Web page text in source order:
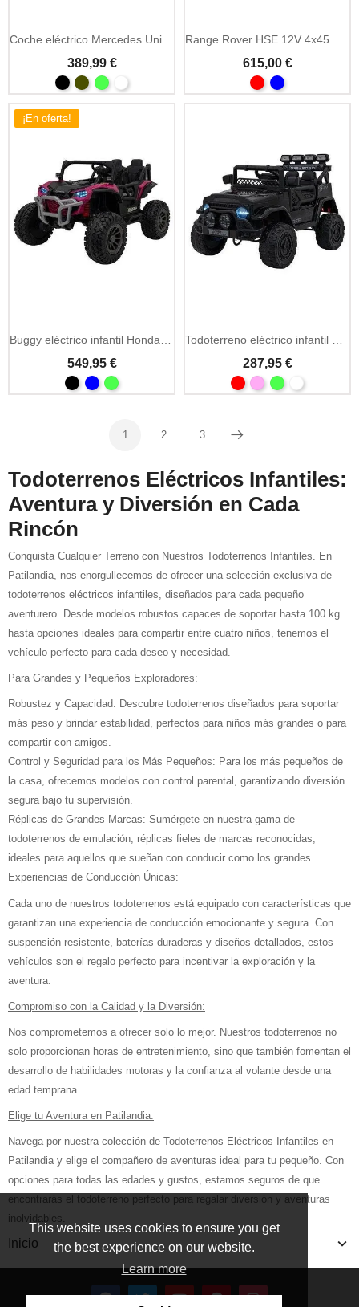
This website uses cookies to ensure you get
the best experience on our website.
Learn more
Inicio
389,99 € 615,00 €
¡En oferta!
549,95 € 287,95 €
1 2 3
Siguiente
Todoterrenos Eléctricos Infantiles:
Aventura y Diversión en Cada
Rincón
Conquista Cualquier Terreno con Nuestros Todoterrenos Infantiles. En
Patilandia, nos enorgullecemos de ofrecer una selección exclusiva de
todoterrenos eléctricos infantiles, diseñados para cada pequeño
aventurero. Desde modelos robustos capaces de soportar hasta 100 kg
hasta opciones ideales para compartir entre cuatro niños, tenemos el
vehículo perfecto para cada deseo y necesidad.
Para Grandes y Pequeños Exploradores:
Robustez y Capacidad: Descubre todoterrenos diseñados para soportar
más peso y brindar estabilidad, perfectos para niños más grandes o para
compartir con amigos.
Control y Seguridad para los Más Pequeños: Para los más pequeños de
la casa, ofrecemos modelos con control parental, garantizando diversión
segura bajo tu supervisión.
Réplicas de Grandes Marcas: Sumérgete en nuestra gama de
todoterrenos de emulación, réplicas fieles de marcas reconocidas,
ideales para aquellos que sueñan con conducir como los grandes.
Experiencias de Conducción Únicas:
Cada uno de nuestros todoterrenos está equipado con características que
garantizan una experiencia de conducción emocionante y segura. Con
suspensión resistente, baterías duraderas y diseños detallados, estos
vehículos son el regalo perfecto para incentivar la exploración y la
aventura.
Compromiso con la Calidad y la Diversión:
Nos comprometemos a ofrecer solo lo mejor. Nuestros todoterrenos no
solo proporcionan horas de entretenimiento, sino que también fomentan el
desarrollo de habilidades motoras y la confianza al volante desde una
edad temprana.
Elige tu Aventura en Patilandia:
Navega por nuestra colección de Todoterrenos Eléctricos Infantiles en
Patilandia y elige el compañero de aventuras ideal para tu pequeño. Con
opciones para todas las edades y gustos, estamos seguros de que
encontrarás el todoterreno perfecto para regalar diversión y aventuras
inolvidables.